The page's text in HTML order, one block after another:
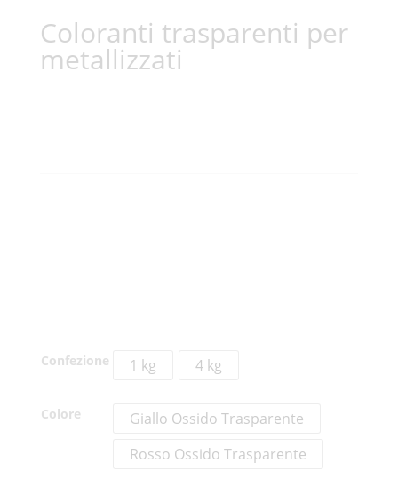
Coloranti trasparenti per
metallizzati
Confezione 1 kg 4 kg
Colore
Giallo Ossido Trasparente
Rosso Ossido Trasparente